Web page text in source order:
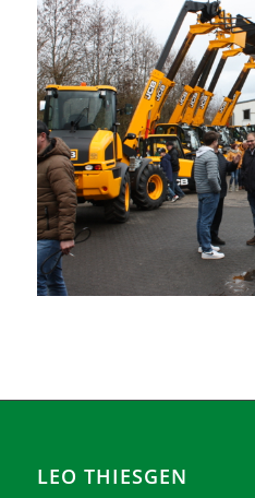
LEO THIESGEN